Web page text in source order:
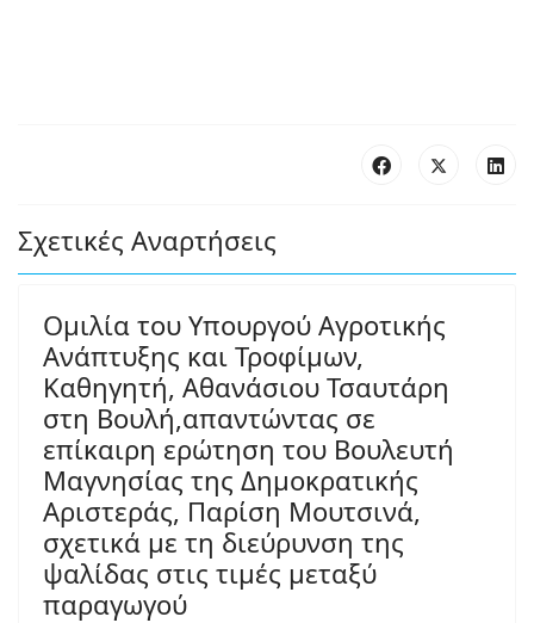
Σχετικές Αναρτήσεις
Ομιλία του Υπουργού Αγροτικής
Ανάπτυξης και Τροφίμων,
Καθηγητή, Αθανάσιου Τσαυτάρη
στη Βουλή,απαντώντας σε
επίκαιρη ερώτηση του Βουλευτή
Μαγνησίας της Δημοκρατικής
Αριστεράς, Παρίση Μουτσινά,
σχετικά με τη διεύρυνση της
ψαλίδας στις τιμές μεταξύ
παραγωγού